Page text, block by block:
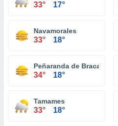
33° 17°
Navamorales
33° 18°
Peñaranda de Bracamonte
34° 18°
Tamames
33° 18°